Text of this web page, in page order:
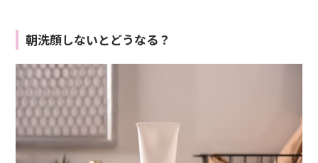
朝洗顔しないとどうなる？